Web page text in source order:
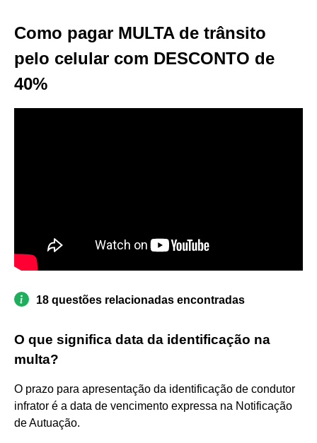
Como pagar MULTA de trânsito
pelo celular com DESCONTO de
40%
18 questões relacionadas encontradas
O que significa data da identificação na
multa?
O prazo para apresentação da identificação de condutor
infrator é a data de vencimento expressa na Notificação
de Autuação.